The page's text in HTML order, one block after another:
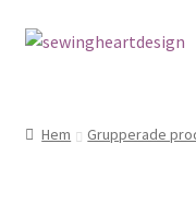
Hoppa
Hoppa
Hem Grupperade